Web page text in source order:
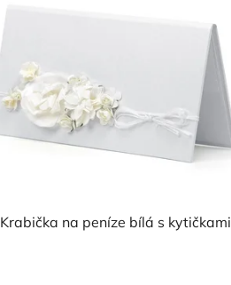
Krabička na peníze bílá s kytičkami